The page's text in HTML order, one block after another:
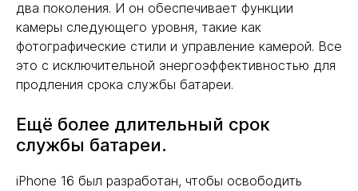
два поколения. И он обеспечивает функции
камеры следующего уровня, такие как
фотографические стили и управление камерой. Все
это с исключительной энергоэффективностью для
продления срока службы батареи.
Ещё более длительный срок
службы батареи.
iPhone 16 был разработан, чтобы освободить